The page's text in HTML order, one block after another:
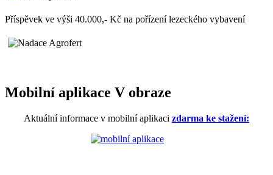
Příspěvek ve výši 40.000,- Kč na pořízení lezeckého vybavení
Mobilní aplikace V obraze
Aktuální informace v mobilní aplikaci zdarma ke stažení: